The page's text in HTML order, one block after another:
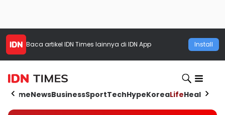
Baca artikel IDN Times lainnya di IDN App Install
HomeNewsBusinessSportTechHypeKoreaLifeHealth